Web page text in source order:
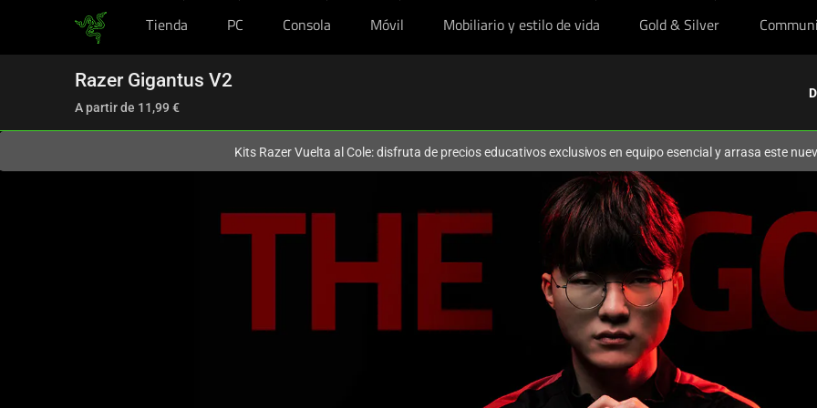
Tienda PC Consola Móvil Mobiliario y estilo de vida Gold & Silver
Kits Razer Vuelta al Cole: disfruta de precios educativos exclusivos en equipo esencial y arrasa este
Razer Gigantus V2
A partir de 11,99 €